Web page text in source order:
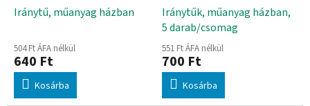
Iránytű, műanyag házban
504 Ft ÁFA nélkül
640 Ft
Kosárba
Iránytűk, műanyag házban,
5 darab/csomag
551 Ft ÁFA nélkül
700 Ft
Kosárba